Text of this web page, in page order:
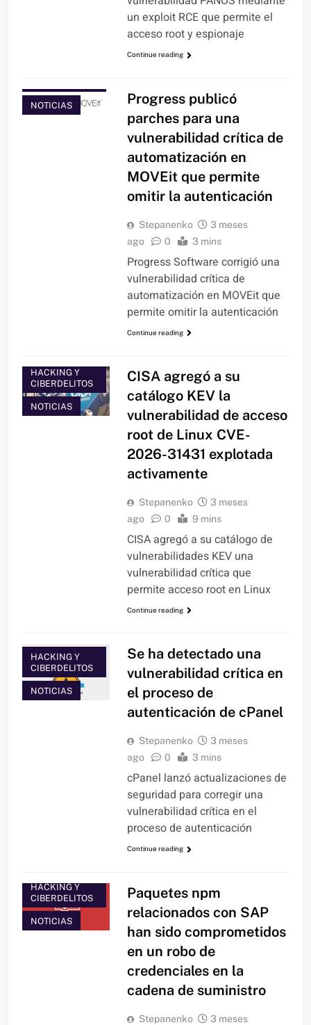
un exploit RCE que permite el
acceso root y espionaje
Continue reading
NOTICIAS
Progress publicó
parches para una
vulnerabilidad crítica de
automatización en
MOVEit que permite
omitir la autenticación
Stepanenko
3 meses
ago
0 3 mins
Progress Software corrigió una
vulnerabilidad crítica de
automatización en MOVEit que
permite omitir la autenticación
Continue reading
HACKING Y
CIBERDELITOS
NOTICIAS
CISA agregó a su
catálogo KEV la
vulnerabilidad de acceso
root de Linux CVE-
2026-31431 explotada
activamente
Stepanenko
3 meses
ago
0 9 mins
CISA agregó a su catálogo de
vulnerabilidades KEV una
vulnerabilidad crítica que
permite acceso root en Linux
Continue reading
HACKING Y
CIBERDELITOS
NOTICIAS
Se ha detectado una
vulnerabilidad crítica en
el proceso de
autenticación de cPanel
Stepanenko
3 meses
ago
0 3 mins
cPanel lanzó actualizaciones de
seguridad para corregir una
vulnerabilidad crítica en el
proceso de autenticación
Continue reading
HACKING Y
CIBERDELITOS
NOTICIAS
Paquetes npm
relacionados con SAP
han sido comprometidos
en un robo de
credenciales en la
cadena de suministro
Stepanenko
3 meses